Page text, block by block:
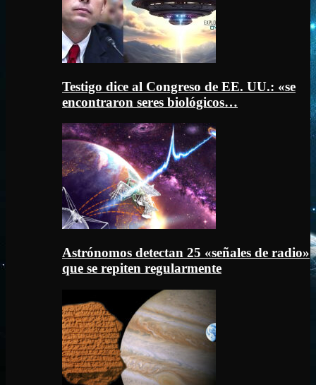
Testigo dice al Congreso de EE. UU.: «se
encontraron seres biológicos…
Astrónomos detectan 25 «señales de radio»
que se repiten regularmente